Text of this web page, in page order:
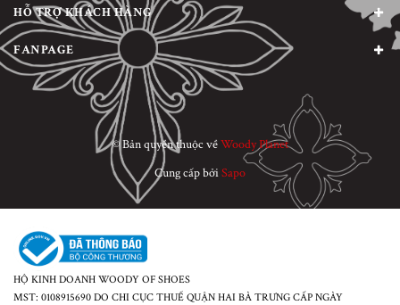
HỖ TRỢ KHÁCH HÀNG
FANPAGE
© Bản quyền thuộc vềWoody Planet
Cung cấp bởiSapo
HỘ KINH DOANH WOODY OF SHOES
MST: 0108915690 DO CHI CỤC THUẾ QUẬN HAI BÀ TRƯNG CẤP NGÀY